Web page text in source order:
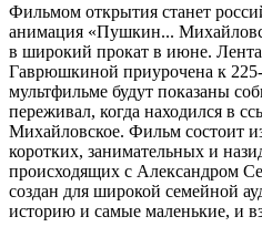
Фильмом открытия станет
анимация «Пушкин...
в широкий прокат в июне.
Гаврюшкиной приурочена к
мультфильме будут показаны
переживал, когда находился в
Михайловское. Фильм состоит
коротких, занимательных и
происходящих с Александром
создан для широкой семейной
историю и самые маленькие, и